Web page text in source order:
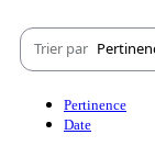
Trier par
Pertinence
Date